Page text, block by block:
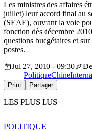
Les ministres des affaires
juillet) leur accord final au
(SEAE), ouvrant la voie
fonction dès décembre
questions budgétaires et
postes.
Jul 27, 2010 - 09:30
PolitiqueChine
Print Partager
LES PLUS LUS
POLITIQUE